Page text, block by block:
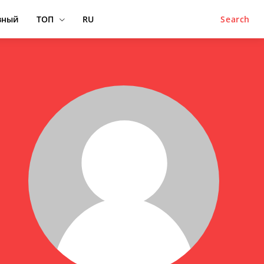
ТОП RU Search